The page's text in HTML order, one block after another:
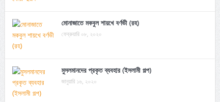
মোনাজাতে মকবুল শায়খে বর্ণভী (রহ)
ফেব্রুয়ারি ০৮, ২০২০
মুসলমানদের প্রকৃত ব্যবহার (ইসলামী গল্প)
জানুয়ারি ১৬, ২০২০